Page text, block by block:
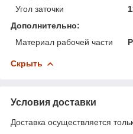
Угол заточки
Дополнительно:
Материал рабочей части
Скрыть
Условия доставки
Доставка осуществляется